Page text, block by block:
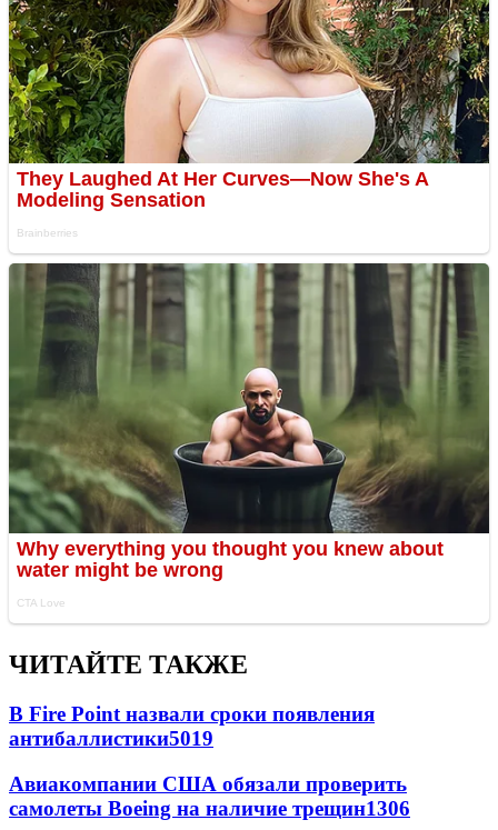
ЧИТАЙТЕ ТАКЖЕ
В Fire Point назвали сроки появления
антибаллистики5019
Авиакомпании США обязали проверить
самолеты Boeing на наличие трещин1306